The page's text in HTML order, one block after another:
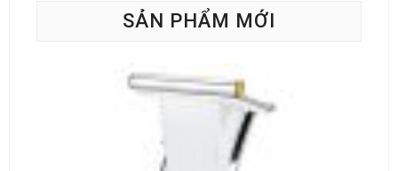
SẢN PHẨM MỚI